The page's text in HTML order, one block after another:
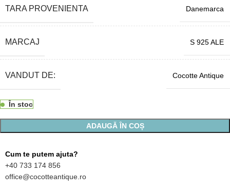
TARA PROVENIENTA Danemarca
MARCAJ S 925 ALE
VANDUT DE: Cocotte Antique
În stoc
ADAUGĂ ÎN COȘ
Cum te putem ajuta?
+40 733 174 856
office@cocotteantique.ro